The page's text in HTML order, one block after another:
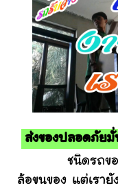
ส่งของปลอดภัยมั่
ชนิดรถของทา
ล้อขนของ แต่เรา